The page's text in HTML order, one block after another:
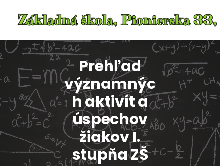
content
Prehľad
významnýc
h aktivít a
úspechov
žiakov I.
stupňa ZŠ